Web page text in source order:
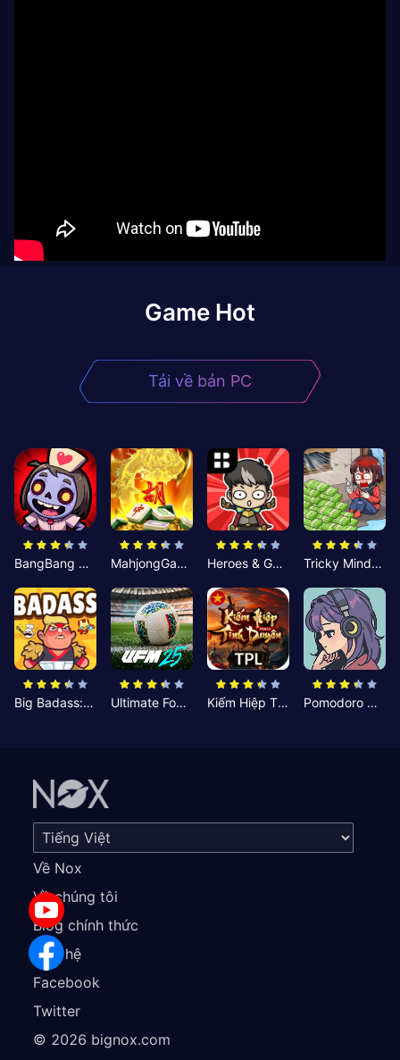
Game Hot
Tải về bản PC
BangBang Zombies:Chiến Shelter MahjongGame Heroes & Gear? Yoink! Tricky Minds: Brainy Puzzle
Big Badass: Game AFK Idle RPG Ultimate Football Manager Kiếm Hiệp Tình Duyên Pomodoro Nhỏ: Giờ Tập Trung
Về Nox
Về chúng tôi
Blog chính thức
Liên hệ
Facebook
Twitter
© 2026 bignox.com